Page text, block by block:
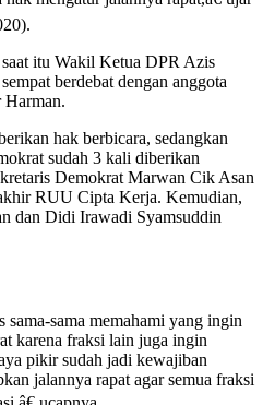
saat itu Wakil Ketua DPR Azis
berdebat dengan anggota
hak berbicara, sedangkan
sudah 3 kali diberikan
Demokrat Marwan Cik Asan
RUU Cipta Kerja. Kemudian,
dan Didi Irawadi Syamsuddin
sama memahami yang ingin
karena fraksi lain juga ingin
pikir sudah jadi kewajiban
jalannya rapat agar semua fraksi